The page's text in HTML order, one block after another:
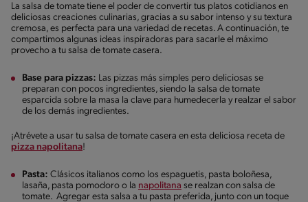
La salsa de tomate tiene el poder de convertir tus platos cotidianos en
deliciosas creaciones culinarias, gracias a su sabor intenso y su textura
cremosa, es perfecta para una variedad de recetas. A continuación, te
compartimos algunas ideas inspiradoras para sacarle el máximo
provecho a tu salsa de tomate casera.
Base para pizzas: Las pizzas más simples pero deliciosas se
preparan con pocos ingredientes, siendo la salsa de tomate
esparcida sobre la masa la clave para humedecerla y realzar el sabor
de los demás ingredientes.
¡Atrévete a usar tu salsa de tomate casera en esta deliciosa receta de
pizza napolitana!
Pasta: Clásicos italianos como los espaguetis, pasta boloñesa,
lasaña, pasta pomodoro o la napolitana se realzan con salsa de
tomate. Agregar esta salsa a tu pasta preferida, junto con un toque